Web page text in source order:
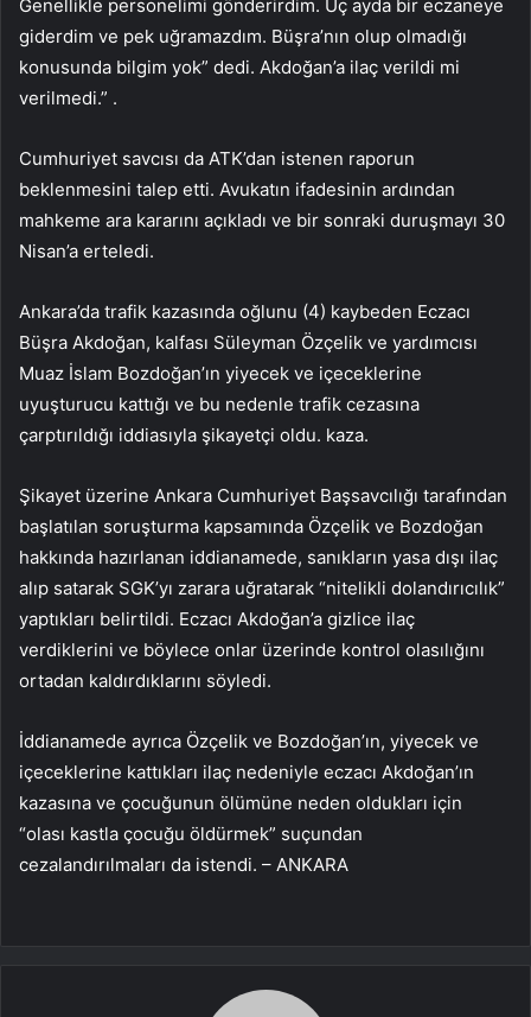
Genellikle personelimi gönderirdim. Üç ayda bir eczaneye
giderdim ve pek uğramazdım. Büşra’nın olup olmadığı
konusunda bilgim yok” dedi. Akdoğan’a ilaç verildi mi
verilmedi.” .
Cumhuriyet savcısı da ATK’dan istenen raporun
beklenmesini talep etti. Avukatın ifadesinin ardından
mahkeme ara kararını açıkladı ve bir sonraki duruşmayı 30
Nisan’a erteledi.
Ankara’da trafik kazasında oğlunu (4) kaybeden Eczacı
Büşra Akdoğan, kalfası Süleyman Özçelik ve yardımcısı
Muaz İslam Bozdoğan’ın yiyecek ve içeceklerine
uyuşturucu kattığı ve bu nedenle trafik cezasına
çarptırıldığı iddiasıyla şikayetçi oldu. kaza.
Şikayet üzerine Ankara Cumhuriyet Başsavcılığı tarafından
başlatılan soruşturma kapsamında Özçelik ve Bozdoğan
hakkında hazırlanan iddianamede, sanıkların yasa dışı ilaç
alıp satarak SGK’yı zarara uğratarak “nitelikli dolandırıcılık”
yaptıkları belirtildi. Eczacı Akdoğan’a gizlice ilaç
verdiklerini ve böylece onlar üzerinde kontrol olasılığını
ortadan kaldırdıklarını söyledi.
İddianamede ayrıca Özçelik ve Bozdoğan’ın, yiyecek ve
içeceklerine kattıkları ilaç nedeniyle eczacı Akdoğan’ın
kazasına ve çocuğunun ölümüne neden oldukları için
“olası kastla çocuğu öldürmek” suçundan
cezalandırılmaları da istendi. – ANKARA